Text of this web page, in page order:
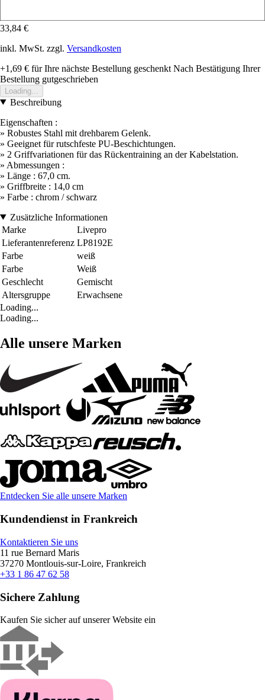
33,84 €
inkl. MwSt. zzgl. Versandkosten
+1,69 € für Ihre nächste Bestellung geschenkt Nach Bestätigung Ihrer
Bestellung gutgeschrieben
Loading...
Beschreibung
Eigenschaften :
» Robustes Stahl mit drehbarem Gelenk.
» Geeignet für rutschfeste PU-Beschichtungen.
» 2 Griffvariationen für das Rückentraining an der Kabelstation.
» Abmessungen :
» Länge : 67,0 cm.
» Griffbreite : 14,0 cm
» Farbe : chrom / schwarz
Zusätzliche Informationen
Marke
Livepro
Lieferantenreferenz LP8192E
Farbe
weiß
Farbe
Weiß
Geschlecht
Gemischt
Altersgruppe
Erwachsene
Loading...
Loading...
Alle unsere Marken
Entdecken Sie alle unsere Marken
Kundendienst in Frankreich
Kontaktieren Sie uns
11 rue Bernard Maris
37270 Montlouis-sur-Loire, Frankreich
+33 1 86 47 62 58
Sichere Zahlung
Kaufen Sie sicher auf unserer Website ein